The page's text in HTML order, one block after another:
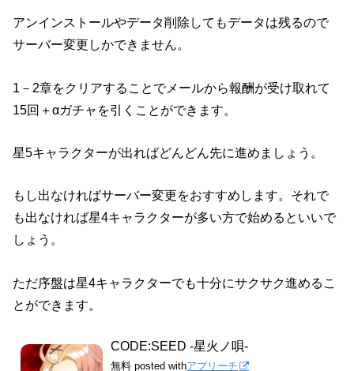
アンインストールやデータ削除してもデータは残るので
サーバー変更しかできません。
1－2章をクリアすることでメールから報酬が受け取れて
15回＋αガチャを引くことができます。
星5キャラクターが出ればどんどん先に進めましょう。
もし出なければサーバー変更をおすすめします。それで
も出なければ星4キャラクターが多い方で始めるといいで
しょう。
ただ序盤は星4キャラクターでも十分にサクサク進めるこ
とができます。
CODE:SEED -星火ノ唄-
無料 posted withアプリーチ